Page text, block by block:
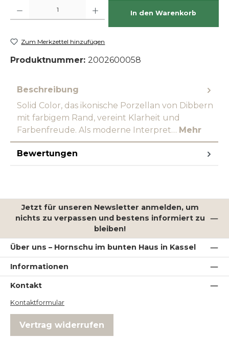
In den Warenkorb
Zum Merkzettel hinzufügen
Produktnummer: 2002600058
Beschreibung
Solid Color, das ikonische Porzellan von Dibbern
mit farbigem Rand, vereint Klarheit und
Farbenfreude. Als moderne Interpret… Mehr
Bewertungen
Jetzt für unseren Newsletter anmelden, um
nichts zu verpassen und bestens informiert zu
bleiben!
Über uns – Hornschu im bunten Haus in Kassel
Informationen
Kontakt
Kontaktformular
Vertrag widerrufen